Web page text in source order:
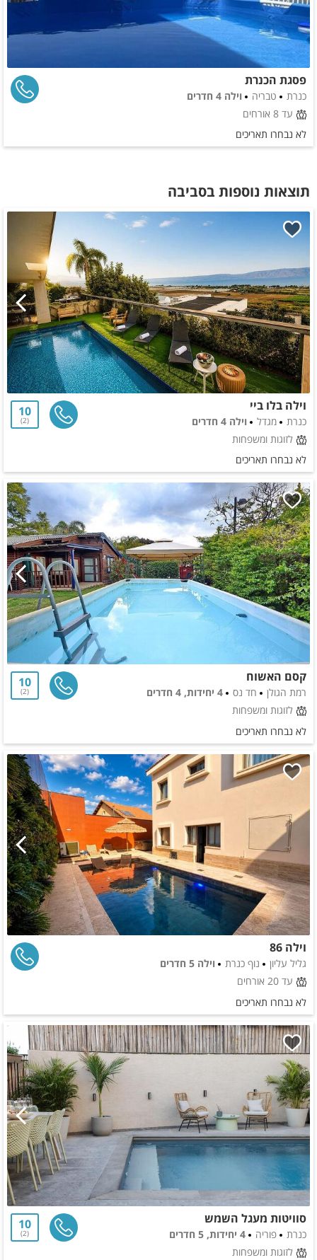
פסגת הכנרת
כנרת טבריה
וילה 4 חדרים
עד 8 אורחים
לא נבחרו תאריכים
תוצאות נוספות בסביבה
וילה בלו ביי
כנרת מגדל
וילה 4 חדרים
לזוגות ומשפחות
10
2
לא נבחרו תאריכים
קסם האשוח
רמת הגולן חד נס
4 יחידות, 4 חדרים
לזוגות ומשפחות
10
2
לא נבחרו תאריכים
וילה 86
גליל עליון נוף כנרת
וילה 5 חדרים
עד 20 אורחים
לא נבחרו תאריכים
סוויטות מעגל השמש
כנרת פוריה
4 יחידות, 5 חדרים
לזוגות ומשפחות
10
2